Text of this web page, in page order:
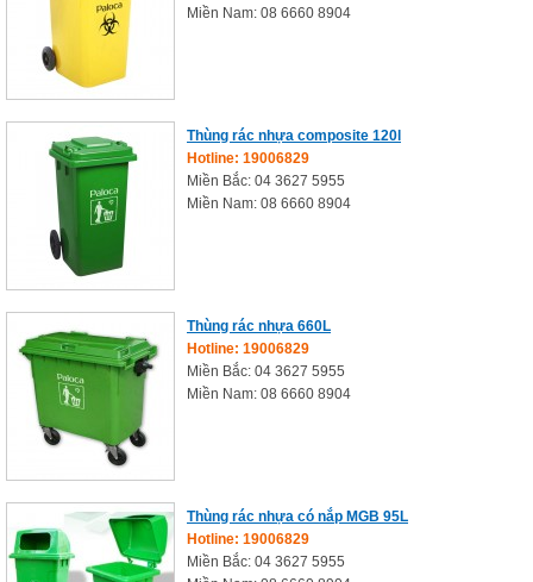
Miền Nam: 08 6660 8904
Thùng rác nhựa composite 120l
Hotline: 19006829
Miền Bắc: 04 3627 5955
Miền Nam: 08 6660 8904
Thùng rác nhựa 660L
Hotline: 19006829
Miền Bắc: 04 3627 5955
Miền Nam: 08 6660 8904
Thùng rác nhựa có nắp MGB 95L
Hotline: 19006829
Miền Bắc: 04 3627 5955